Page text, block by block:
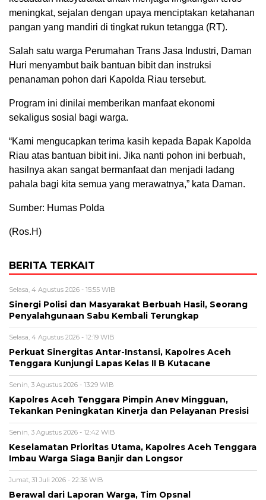
meningkat, sejalan dengan upaya menciptakan ketahanan
pangan yang mandiri di tingkat rukun tetangga (RT).
Salah satu warga Perumahan Trans Jasa Industri, Daman
Huri menyambut baik bantuan bibit dan instruksi
penanaman pohon dari Kapolda Riau tersebut.
Program ini dinilai memberikan manfaat ekonomi
sekaligus sosial bagi warga.
“Kami mengucapkan terima kasih kepada Bapak Kapolda
Riau atas bantuan bibit ini. Jika nanti pohon ini berbuah,
hasilnya akan sangat bermanfaat dan menjadi ladang
pahala bagi kita semua yang merawatnya,” kata Daman.
Sumber: Humas Polda
(Ros.H)
BERITA TERKAIT
Selasa, 4 Agustus 2026 - 15:55 WIB
Sinergi Polisi dan Masyarakat Berbuah Hasil, Seorang
Penyalahgunaan Sabu Kembali Terungkap
Selasa, 4 Agustus 2026 - 12:19 WIB
Perkuat Sinergitas Antar-Instansi, Kapolres Aceh
Tenggara Kunjungi Lapas Kelas II B Kutacane
Senin, 3 Agustus 2026 - 13:29 WIB
Kapolres Aceh Tenggara Pimpin Anev Mingguan,
Tekankan Peningkatan Kinerja dan Pelayanan Presisi
Senin, 3 Agustus 2026 - 12:42 WIB
Keselamatan Prioritas Utama, Kapolres Aceh Tenggara
Imbau Warga Siaga Banjir dan Longsor
Jumat, 31 Juli 2026 - 22:36 WIB
Berawal dari Laporan Warga, Tim Opsnal